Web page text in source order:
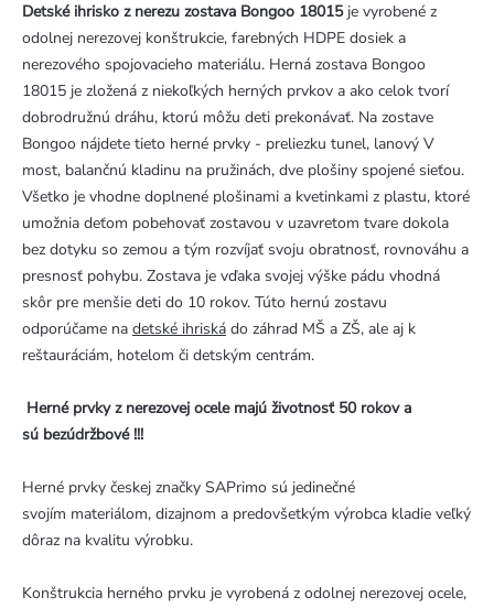
Detské ihrisko z nerezu zostava Bongoo 18015je vyrobené z
odolnej nerezovej konštrukcie, farebných HDPE dosiek a
nerezového spojovacieho materiálu. Herná zostava Bongoo
18015 je zložená z niekoľkých herných prvkov a ako celok tvorí
dobrodružnú dráhu, ktorú môžu deti prekonávať. Na zostave
Bongoo nájdete tieto herné prvky - preliezku tunel, lanový V
most, balančnú kladinu na pružinách, dve plošiny spojené sieťou.
Všetko je vhodne doplnené plošinami a kvetinkami z plastu, ktoré
umožnia deťom pobehovať zostavou v uzavretom tvare dokola
bez dotyku so zemou a tým rozvíjať svoju obratnosť, rovnováhu a
presnosť pohybu. Zostava je vďaka svojej výške pádu vhodná
skôr pre menšie deti do 10 rokov. Túto hernú zostavu
odporúčame na detské ihriská do záhrad MŠ a ZŠ, ale aj k
reštauráciám, hotelom či detským centrám.
Herné prvky z nerezovej ocele majú životnosť 50 rokov a
sú bezúdržbové !!!
Herné prvky českej značky SAPrimo sú jedinečné
svojím materiálom, dizajnom a predovšetkým výrobca kladie veľký
dôraz na kvalitu výrobku.
Konštrukcia herného prvku je vyrobená z odolnej nerezovej ocele,